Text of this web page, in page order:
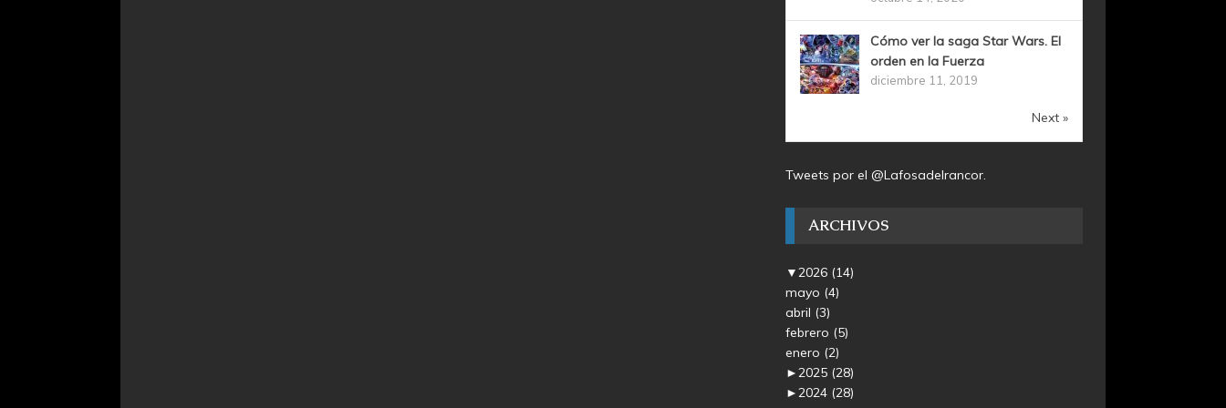
Cómo ver la saga Star Wars. El
orden en la Fuerza
diciembre 11, 2019
Next »
Tweets por el @Lafosadelrancor.
ARCHIVOS
▼2026 (14)
mayo (4)
abril (3)
febrero (5)
enero (2)
►2025 (28)
►2024 (28)